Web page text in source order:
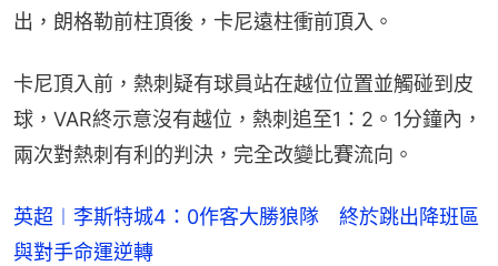
出，朗格勒前柱頂後，卡尼遠柱衝前頂入。
卡尼頂入前，熱刺疑有球員站在越位位置並觸碰到皮
球，VAR終示意沒有越位，熱刺追至1：2。1分鐘內，
兩次對熱刺有利的判決，完全改變比賽流向。
英超︱李斯特城4：0作客大勝狼隊 終於跳出降班區
與對手命運逆轉